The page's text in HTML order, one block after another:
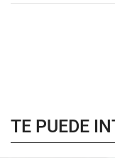
TE PUEDE